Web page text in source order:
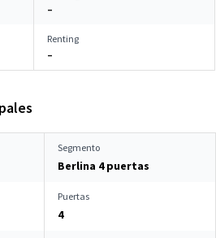
–
Renting
–
Segmento
Berlina 4 puertas
Puertas
4